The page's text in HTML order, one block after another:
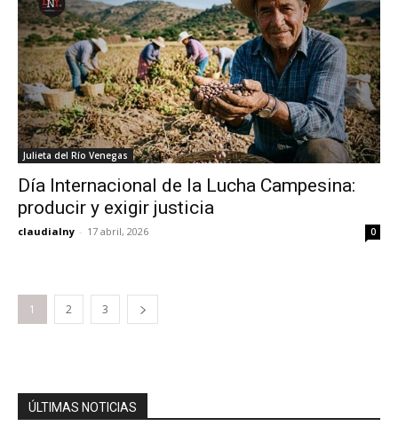
Julieta del Río Venegas
Día Internacional de la Lucha Campesina:
producir y exigir justicia
claudialny - 17 abril, 2026 0
1 2 3
ÚLTIMAS NOTICIAS